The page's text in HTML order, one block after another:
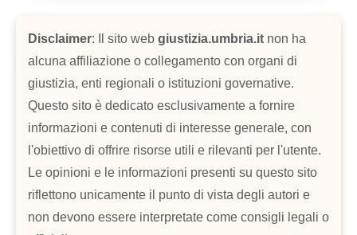
Disclaimer: Il sito web giustizia.umbria.it non ha
alcuna affiliazione o collegamento con organi di
giustizia, enti regionali o istituzioni governative.
Questo sito è dedicato esclusivamente a fornire
informazioni e contenuti di interesse generale, con
l'obiettivo di offrire risorse utili e rilevanti per l'utente.
Le opinioni e le informazioni presenti su questo sito
riflettono unicamente il punto di vista degli autori e
non devono essere interpretate come consigli legali o